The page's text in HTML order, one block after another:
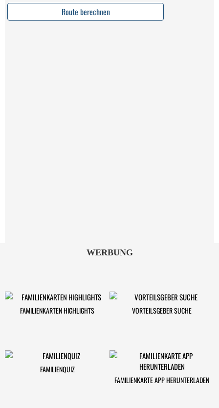
Route berechnen
WERBUNG
FAMILIENKARTEN HIGHLIGHTS VORTEILSGEBER SUCHE
FAMILIENQUIZ
FAMILIENKARTE APP HERUNTERLADEN